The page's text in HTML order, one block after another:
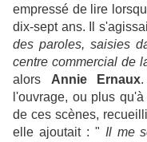
empressé de lire
dix-sept ans. Il
des paroles, saisies
centre commercial de
alors Annie Ernaux
l'ouvrage, ou plus
de ces scènes,
elle ajoutait : " Il me